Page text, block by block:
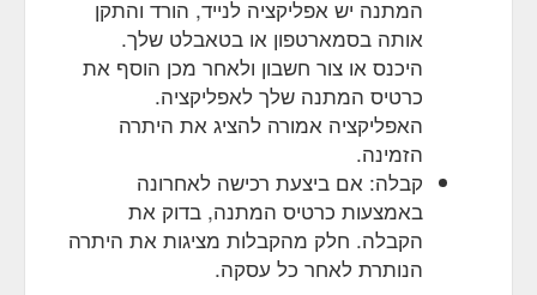
Restaurant Gutscheine online verschenken
Besondere
und ausgefallene Geschenkideen. Verschenken Sie
online Geschenk-Gutscheine für über 1500 Restaurants
bundesweit.https://www.yovite.com/de/hilfe/hilfe-
allgemeine-fragen.html
Gutschein Solingen
schnell und einfach online bestellen. Der Gutschein wird
Ihnen dann bsw. per Post, E-Mail (PDF-Gutschein zum
ausdrucken) oder Fax zugesandt. Es ist sogar möglich
den Geschenkgutschein zusätzlich per SMS ausliefern
https://www.yovite.com/Gutschein-
המתנה יש אפליקציה לנייד, הורד והתקן
אותה בסמארטפון או בטאבלט שלך.
היכנס או צור חשבון ולאחר מכן הוסף את
כרטיס המתנה שלך לאפליקציה.
האפליקציה אמורה להציג את היתרה
הזמינה.
קבלה: אם ביצעת רכישה לאחרונה
באמצעות כרטיס המתנה, בדוק את
הקבלה. חלק מהקבלות מציגות את היתרה
הנותרת לאחר כל עסקה.